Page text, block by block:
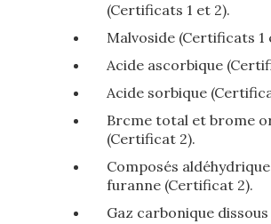
(Certificats 1 et 2).
Malvoside (Certificats 1
Acide ascorbique
Acide sorbique
Brcme total et brome
(Certificat 2).
Composés
furanne (Certificat 2).
Gaz carbonique